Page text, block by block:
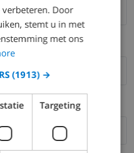
SPANISH
CATALAN
ITALIAN
NORWEGIAN
Door
stemt u in met
met ons
(1913) →
Targeting